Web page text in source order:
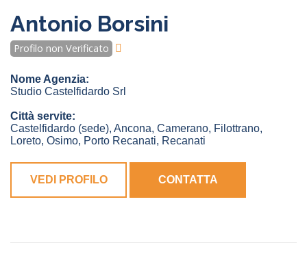
Antonio Borsini
Profilo non Verificato
Nome Agenzia:
Studio Castelfidardo Srl
Città servite:
Castelfidardo (sede), Ancona, Camerano, Filottrano,
Loreto, Osimo, Porto Recanati, Recanati
VEDI PROFILO CONTATTA